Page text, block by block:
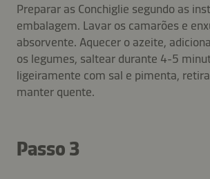
Preparar as Conchiglie segundo as
embalagem. Lavar os camarões e
absorvente. Aquecer o azeite,
os legumes, saltear durante 4-5
ligeiramente com sal e pimenta,
manter quente.
Passo 3